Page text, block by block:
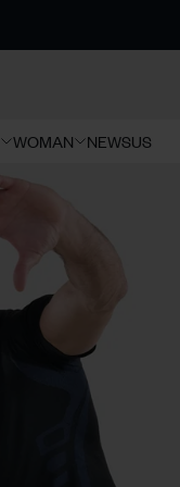
WOMAN NEWSUS